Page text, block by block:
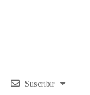
Suscribir